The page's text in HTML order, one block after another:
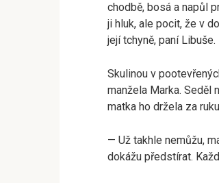
chodbě, bosá a napůl
ji hluk, ale pocit, že v
její tchyně, paní Libuše.
Skulinou v
manžela Marka. Seděl
matka ho držela za
— Už takhle nemůžu,
dokážu předstírat.